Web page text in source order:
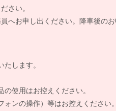
さい。
へお申し出ください。降車後の
します。
使用はお控えください。
ォンの操作）等はお控えください